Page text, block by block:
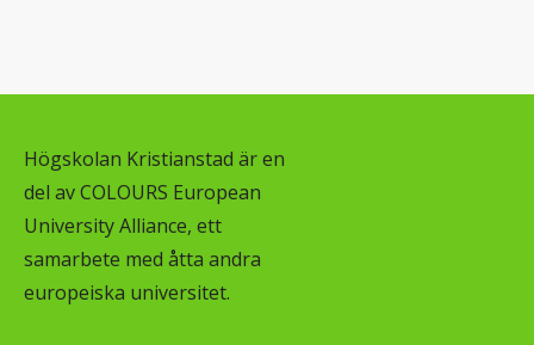
Högskolan Kristianstad är en
del av COLOURS European
University Alliance, ett
samarbete med åtta andra
europeiska universitet.